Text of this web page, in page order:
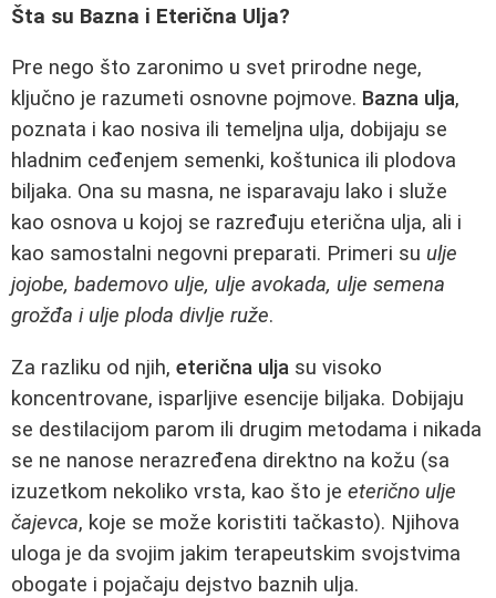
Šta su Bazna i Eterična Ulja?
Pre nego što zaronimo u svet prirodne nege,
ključno je razumeti osnovne pojmove. Bazna ulja,
poznata i kao nosiva ili temeljna ulja, dobijaju se
hladnim ceđenjem semenki, koštunica ili plodova
biljaka. Ona su masna, ne isparavaju lako i služe
kao osnova u kojoj se razređuju eterična ulja, ali i
kao samostalni negovni preparati. Primeri su ulje
jojobe, bademovo ulje, ulje avokada, ulje semena
grožđa i ulje ploda divlje ruže.
Za razliku od njih, eterična ulja su visoko
koncentrovane, isparljive esencije biljaka. Dobijaju
se destilacijom parom ili drugim metodama i nikada
se ne nanose nerazređena direktno na kožu (sa
izuzetkom nekoliko vrsta, kao što je eterično ulje
čajevca, koje se može koristiti tačkasto). Njihova
uloga je da svojim jakim terapeutskim svojstvima
obogate i pojačaju dejstvo baznih ulja.